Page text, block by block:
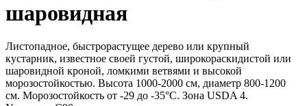
шаровидная
Листопадное, быстрорастущее дерево или крупный
кустарник, известное своей густой, широкораскидистой или
шаровидной кроной, ломкими ветвями и высокой
морозостойкостью. Высота 1000-2000 см, диаметр 800-1200
см. Морозостойкость от -29 до -35°C. Зона USDA 4.